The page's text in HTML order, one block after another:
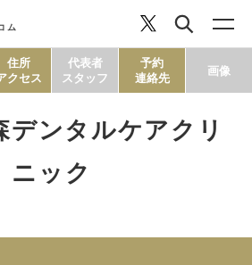
ム
コラム
住所
クセス
代表者
スタッフ
予約
連絡先
画像
デンタルケアクリ
ニック